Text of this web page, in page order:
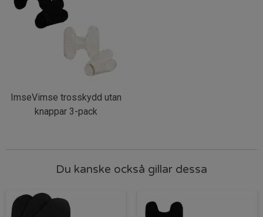
ImseVimse trosskydd utan
knappar 3-pack
Du kanske också gillar dessa